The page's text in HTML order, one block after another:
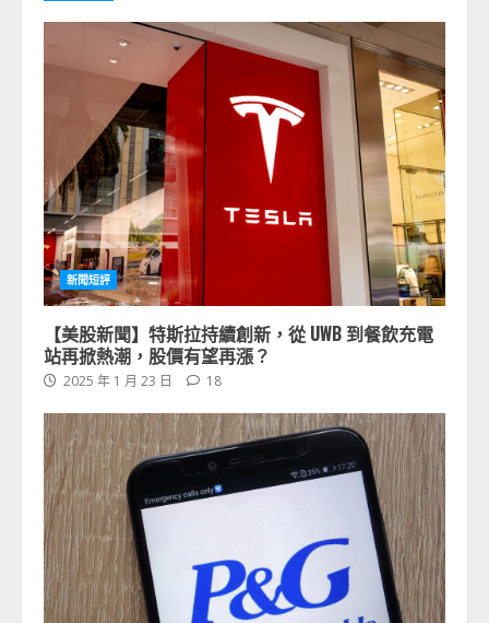
新聞短評
【美股新聞】特斯拉持續創新，從 UWB 到餐飲充電
站再掀熱潮，股價有望再漲？
2025 年 1 月 23 日 18